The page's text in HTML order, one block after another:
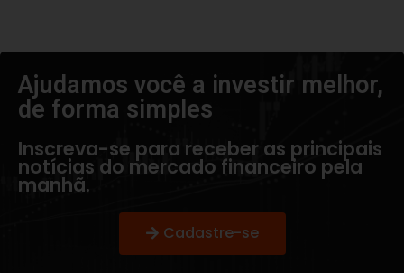
Ajudamos você a investir melhor,
de forma simples​
Inscreva-se para receber as principais
notícias do mercado financeiro pela
manhã.
Cadastre-se